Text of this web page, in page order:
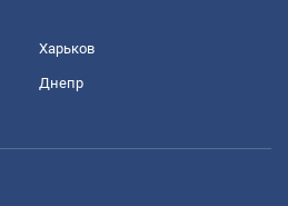
Харьков
Днепр